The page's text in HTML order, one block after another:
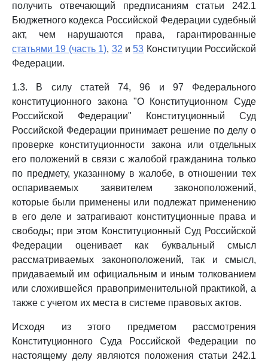
получить отвечающий предписаниям статьи 242.1
Бюджетного кодекса Российской Федерации судебный
акт, чем нарушаются права, гарантированные
статьями 19 (часть 1), 32 и 53 Конституции Российской
Федерации.
1.3. В силу статей 74, 96 и 97 Федерального
конституционного закона "О Конституционном Суде
Российской Федерации" Конституционный Суд
Российской Федерации принимает решение по делу о
проверке конституционности закона или отдельных
его положений в связи с жалобой гражданина только
по предмету, указанному в жалобе, в отношении тех
оспариваемых заявителем законоположений,
которые были применены или подлежат применению
в его деле и затрагивают конституционные права и
свободы; при этом Конституционный Суд Российской
Федерации оценивает как буквальный смысл
рассматриваемых законоположений, так и смысл,
придаваемый им официальным и иным толкованием
или сложившейся правоприменительной практикой, а
также с учетом их места в системе правовых актов.
Исходя из этого предметом рассмотрения
Конституционного Суда Российской Федерации по
настоящему делу являются положения статьи 242.1